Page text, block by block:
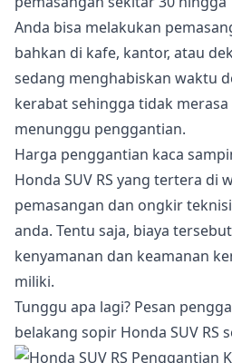
Anda bisa melakukan
bahkan di kafe, kantor, atau
sedang menghabiskan waktu
kerabat sehingga tidak merasa
menunggu penggantian.
Harga penggantian kaca
Honda SUV RS yang tertera di
pemasangan dan ongkir
anda. Tentu saja, biaya
kenyamanan dan keamanan
miliki.
Tunggu apa lagi? Pesan
belakang sopir Honda SUV RS